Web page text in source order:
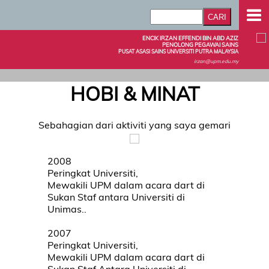
ENCIK IRZAN EFFENDI BIN ABD AZIZ
PENOLONG PEGAWAI SAINS
PUSAT ASASI SAINS UNIVERSITI PUTRA MALAYSIA
irzan@upm.edu.my
HOBI & MINAT
Sebahagian dari aktiviti yang saya gemari
2008
Peringkat Universiti,
Mewakili UPM dalam acara dart di
Sukan Staf antara Universiti di
Unimas..
2007
Peringkat Universiti,
Mewakili UPM dalam acara dart di